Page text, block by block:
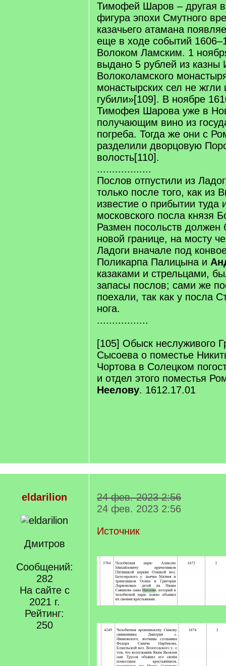
Тимофей Шаров – другая
фигура эпохи Смутного
казачьего атамана
еще в ходе событий
Волоком Ламским. 1
выдано 5 рублей из казны
Волоколамского
монастырских сел не
губили»[109]. В ноябре
Тимофея Шарова уже в
получающим вино из
погреба. Тогда же они с
разделили дворцовую
волость[110].
..................
Послов отпустили из
только после того, как из
известие о прибытии туда
московского посла князя
Размен посольств должен
новой границе, на мосту
Ладоги вначале под
Поликарпа Палицына и
казаками и стрельцами,
запасы послов; сами же
поехали, так как у посла
нога.
.................
[105] Обыск неслуживого
Сысоева о поместье
Чортова в Солецком
и отдел этого поместья
Неелову. 1612.17.01
eldarilion
Дмитров
Сообщений:
282
На сайте с
2021 г.
Рейтинг:
250
24 фев. 2023 2:56
24 фев. 2023 2:56
Источник